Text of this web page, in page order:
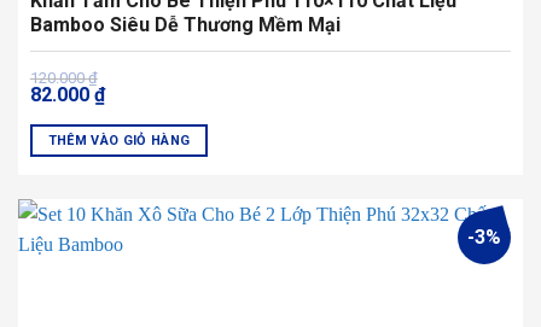
Bamboo Siêu Dễ Thương Mềm Mại
120.000₫
Giá
gốc
120.000 ₫.
82.000 ₫
Giá
hiện
82.000 ₫.
THÊM VÀO GIỎ HÀNG
-3%